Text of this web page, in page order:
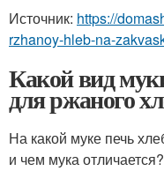
Источник: https://
rzhanoy-hleb-na-
Какой вид
для ржаного
На какой муке печь
и чем мука отличается?